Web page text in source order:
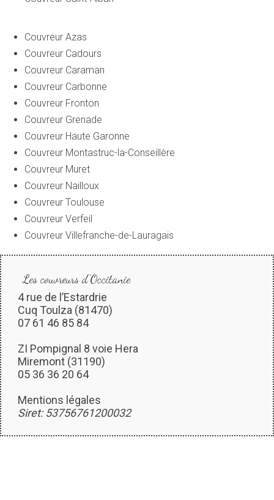
Couvreur Azas
Couvreur Cadours
Couvreur Caraman
Couvreur Carbonne
Couvreur Fronton
Couvreur Grenade
Couvreur Haute Garonne
Couvreur Montastruc-la-Conseillère
Couvreur Muret
Couvreur Nailloux
Couvreur Toulouse
Couvreur Verfeil
Couvreur Villefranche-de-Lauragais
Les couvreurs d'Occitanie
4 rue de l’Estardrie
Cuq Toulza (81470)
07 61 46 85 84
ZI Pompignal 8 voie Hera
Miremont (31190)
05 36 36 20 64
Mentions légales
Siret: 53756761200032